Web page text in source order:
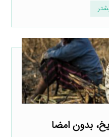
بدون امضا